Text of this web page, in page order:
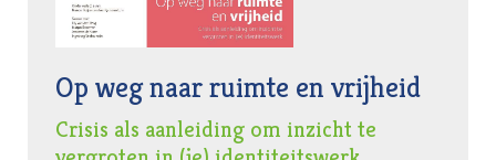
Op weg naar ruimte en vrijheid
Crisis als aanleiding om inzicht te